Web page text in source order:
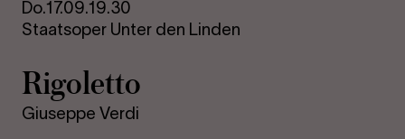
Do.17.09.19.30
Staatsoper Unter den Linden
Ri­go­let­to
Giuseppe Verdi